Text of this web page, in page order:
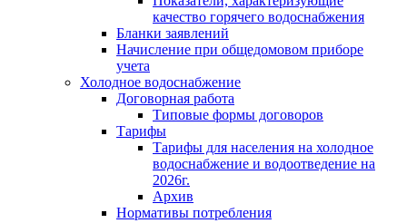
качество горячего водоснабжения
Бланки заявлений
Начисление при общедомовом приборе
учета
Холодное водоснабжение
Договорная работа
Типовые формы договоров
Тарифы
Тарифы для населения на холодное
водоснабжение и водоотведение на
2026г.
Архив
Нормативы потребления